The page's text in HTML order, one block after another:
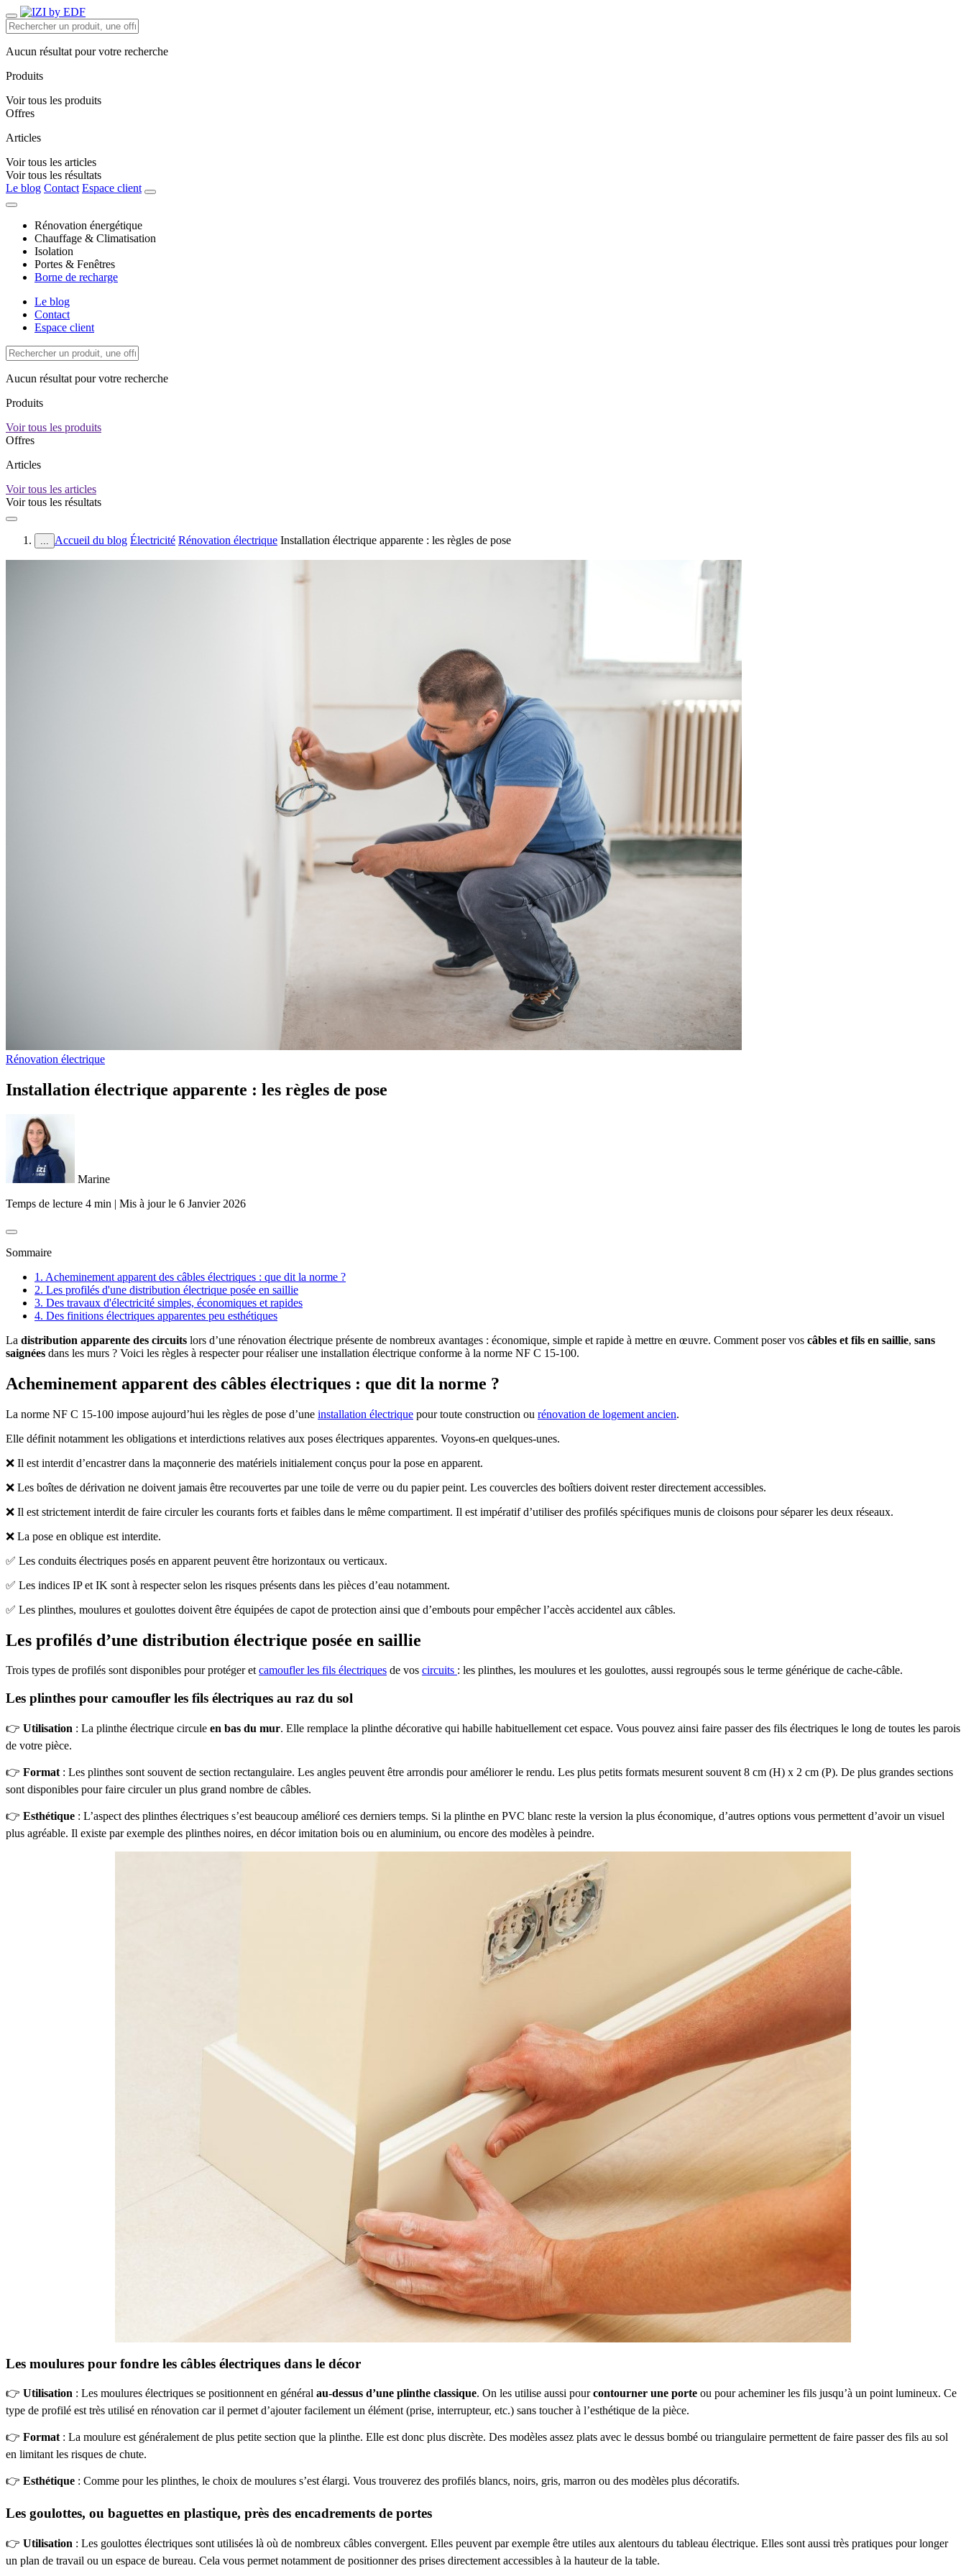
Aucun résultat pour votre recherche
Produits
Voir tous les produits
Offres
Articles
Voir tous les articles
Voir tous les résultats
Le blog Contact Espace client
Rénovation énergétique
Chauffage & Climatisation
Isolation
Portes & Fenêtres
Borne de recharge
Le blog
Contact
Espace client
Aucun résultat pour votre recherche
Produits
Voir tous les produits
Offres
Articles
Voir tous les articles
Voir tous les résultats
... Accueil du blog Électricité Rénovation électrique Installation électrique apparente : les règles de pose
Rénovation électrique
Installation électrique apparente : les règles de pose
Marine
Temps de lecture 4 min | Mis à jour le 6 Janvier 2026
Sommaire
1. Acheminement apparent des câbles électriques : que dit la norme ?
2. Les profilés d'une distribution électrique posée en saillie
3. Des travaux d'électricité simples, économiques et rapides
4. Des finitions électriques apparentes peu esthétiques
La distribution apparente des circuits lors d’une rénovation électrique présente de nombreux avantages : économique, simple et rapide à mettre en œuvre. Comment poser vos câbles et fils en saillie, sans
saignées dans les murs ? Voici les règles à respecter pour réaliser une installation électrique conforme à la norme NF C 15-100.
Acheminement apparent des câbles électriques : que dit la norme ?
La norme NF C 15-100 impose aujourd’hui les règles de pose d’une installation électrique pour toute construction ou rénovation de logement ancien.
Elle définit notamment les obligations et interdictions relatives aux poses électriques apparentes. Voyons-en quelques-unes.
❌ Il est interdit d’encastrer dans la maçonnerie des matériels initialement conçus pour la pose en apparent.
❌ Les boîtes de dérivation ne doivent jamais être recouvertes par une toile de verre ou du papier peint. Les couvercles des boîtiers doivent rester directement accessibles.
❌ Il est strictement interdit de faire circuler les courants forts et faibles dans le même compartiment. Il est impératif d’utiliser des profilés spécifiques munis de cloisons pour séparer les deux réseaux.
❌ La pose en oblique est interdite.
✅ Les conduits électriques posés en apparent peuvent être horizontaux ou verticaux.
✅ Les indices IP et IK sont à respecter selon les risques présents dans les pièces d’eau notamment.
✅ Les plinthes, moulures et goulottes doivent être équipées de capot de protection ainsi que d’embouts pour empêcher l’accès accidentel aux câbles.
Les profilés d’une distribution électrique posée en saillie
Trois types de profilés sont disponibles pour protéger etcamoufler les fils électriques de vos circuits : les plinthes, les moulures et les goulottes, aussi regroupés sous le terme générique de cache-câble.
Les plinthes pour camoufler les fils électriques au raz du sol
👉 Utilisation : La plinthe électrique circule en bas du mur. Elle remplace la plinthe décorative qui habille habituellement cet espace. Vous pouvez ainsi faire passer des fils électriques le long de toutes les parois
de votre pièce.
👉 Format : Les plinthes sont souvent de section rectangulaire. Les angles peuvent être arrondis pour améliorer le rendu. Les plus petits formats mesurent souvent 8 cm (H) x 2 cm (P). De plus grandes sections
sont disponibles pour faire circuler un plus grand nombre de câbles.
👉 Esthétique : L’aspect des plinthes électriques s’est beaucoup amélioré ces derniers temps. Si la plinthe en PVC blanc reste la version la plus économique, d’autres options vous permettent d’avoir un visuel
plus agréable. Il existe par exemple des plinthes noires, en décor imitation bois ou en aluminium, ou encore des modèles à peindre.
Les moulures pour fondre les câbles électriques dans le décor
👉 Utilisation : Les moulures électriques se positionnent en général au-dessus d’une plinthe classique. On les utilise aussi pourcontourner une porte ou pour acheminer les fils jusqu’à un point lumineux. Ce
type de profilé est très utilisé en rénovation car il permet d’ajouter facilement un élément (prise, interrupteur, etc.) sans toucher à l’esthétique de la pièce.
👉 Format : La moulure est généralement de plus petite section que la plinthe. Elle est donc plus discrète. Des modèles assez plats avec le dessus bombé ou triangulaire permettent de faire passer des fils au sol
en limitant les risques de chute.
👉 Esthétique : Comme pour les plinthes, le choix de moulures s’est élargi. Vous trouverez des profilés blancs, noirs, gris, marron ou des modèles plus décoratifs.
Les goulottes, ou baguettes en plastique, près des encadrements de portes
👉 Utilisation : Les goulottes électriques sont utilisées là où de nombreux câbles convergent. Elles peuvent par exemple être utiles aux alentours du tableau électrique. Elles sont aussi très pratiques pour longer
un plan de travail ou un espace de bureau. Cela vous permet notamment de positionner des prises directement accessibles à la hauteur de la table.